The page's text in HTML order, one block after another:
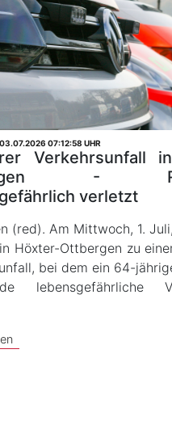
03.07.2026 07:12:58 UHR
Verkehrsunfall
-
verletzt
(red). Am Mittwoch, 1.
Höxter-Ottbergen zu
bei dem ein 64-
lebensgefährliche